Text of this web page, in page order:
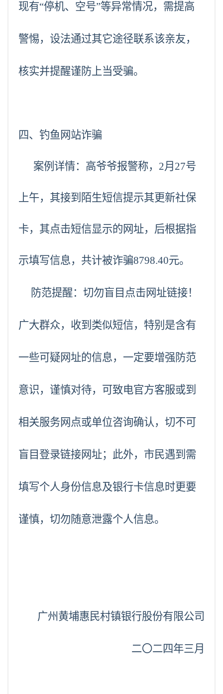
现有“停机、空号”等异常情况，需提高
警惕，设法通过其它途径联系该亲友，
核实并提醒谨防上当受骗。
四、钓鱼网站诈骗
案例详情：高爷爷报警称，2月27号
上午，其接到陌生短信提示其更新社保
卡，其点击短信显示的网址，后根据指
示填写信息，共计被诈骗8798.40元。
防范提醒：切勿盲目点击网址链接！
广大群众，收到类似短信，特别是含有
一些可疑网址的信息，一定要增强防范
意识，谨慎对待，可致电官方客服或到
相关服务网点或单位咨询确认，切不可
盲目登录链接网址；此外，市民遇到需
填写个人身份信息及银行卡信息时更要
谨慎，切勿随意泄露个人信息。
广州黄埔惠民村镇银行股份有限公司
二〇二四年三月